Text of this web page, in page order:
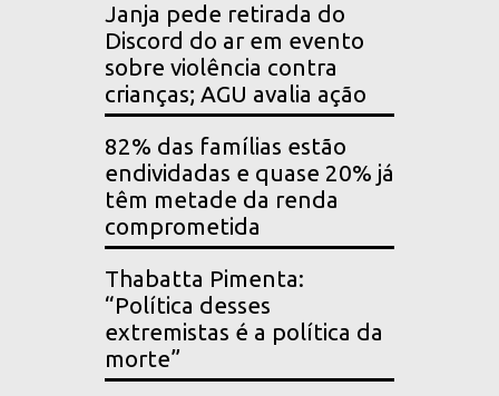
Janja pede retirada do
Discord do ar em evento
sobre violência contra
crianças; AGU avalia ação
82% das famílias estão
endividadas e quase 20% já
têm metade da renda
comprometida
Thabatta Pimenta:
“Política desses
extremistas é a política da
morte”